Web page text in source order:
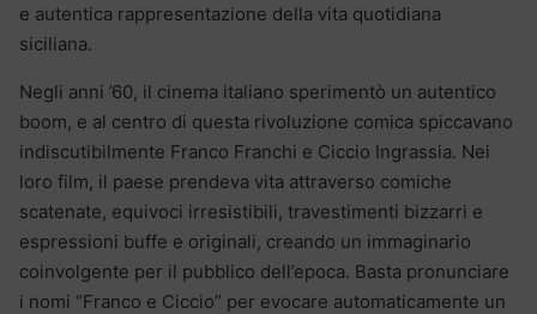
e autentica rappresentazione della vita quotidiana
siciliana.
Negli anni ’60, il cinema italiano sperimentò un autentico
boom, e al centro di questa rivoluzione comica spiccavano
indiscutibilmente Franco Franchi e Ciccio Ingrassia. Nei
loro film, il paese prendeva vita attraverso comiche
scatenate, equivoci irresistibili, travestimenti bizzarri e
espressioni buffe e originali, creando un immaginario
coinvolgente per il pubblico dell’epoca. Basta pronunciare
i nomi “Franco e Ciccio” per evocare automaticamente un